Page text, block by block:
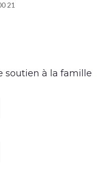
21
soutien à la famille